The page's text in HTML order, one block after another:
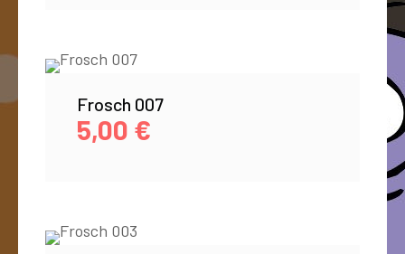
Frosch 007
5,00 €